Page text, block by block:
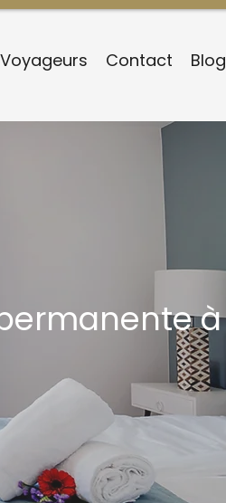
Voyageurs Contact Blog
à